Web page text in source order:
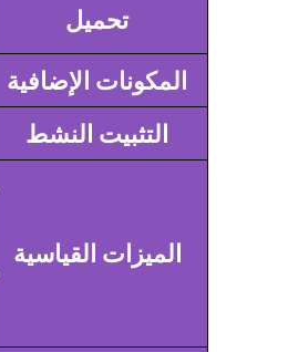
تحميل
المكونات الإضافية
التثبيت النشط
الميزات القياسية